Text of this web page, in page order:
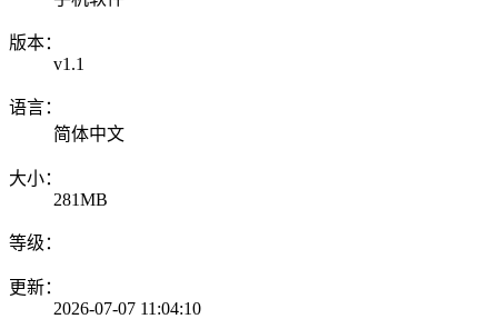
版本：
v1.1
语言：
简体中文
大小：
281MB
等级：
更新：
2026-07-07 11:04:10